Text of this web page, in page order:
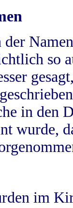
der
so
in
wurde,
im